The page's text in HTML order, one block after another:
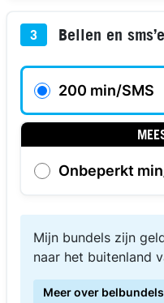
3 Bellen en
200 min/SMS
Onbeperkt
Mijn bundels zijn
naar het buitenland
Meer over belbundels